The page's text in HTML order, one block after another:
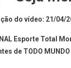
do vídeo: 21/04/
Esporte Total
de TODO MUNDO